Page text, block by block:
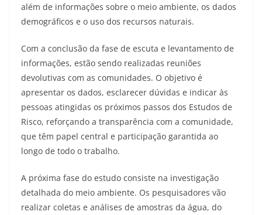
além de informações sobre o meio ambiente, os dados
demográficos e o uso dos recursos naturais.
Com a conclusão da fase de escuta e levantamento de
informações, estão sendo realizadas reuniões
devolutivas com as comunidades. O objetivo é
apresentar os dados, esclarecer dúvidas e indicar às
pessoas atingidas os próximos passos dos Estudos de
Risco, reforçando a transparência com a comunidade,
que têm papel central e participação garantida ao
longo de todo o trabalho.
A próxima fase do estudo consiste na investigação
detalhada do meio ambiente. Os pesquisadores vão
realizar coletas e análises de amostras da água, do